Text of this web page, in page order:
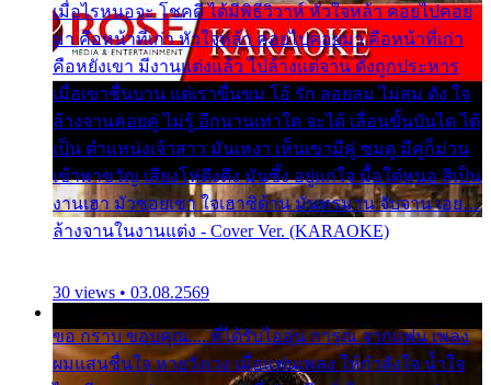
เมื่อไรหนอจะ โชคดี ได้มีพิธีวิวาห์ หัวใจหล้า คอยไปคอย
มา คือหน้าที่เก่า หัวใจหล้า คอยไปคอยมา คือหน้าที่เก่า
คือหยังเขา มีงานแต่งแล้ว ไปล้างแต่จาน ดั่งถูกประหาร
เมื่อเขาชื่นบาน แต่เราขื่นขม โอ้ รัก ลอยลม ไม่สม ดัง ใจ
ล้างจานคอยคู่ ไม่รู้ อีกนานเท่าใด จะได้ เลื่อนขั้นบันได ได้
เป็น ตำแหน่งเจ้าสาว มันเหงา เห็นเขามีคู่ ซมดู มีคู่ก็ม่วน
เข้าพาขวัญ เสียงโห่ตึงตึง มันซึ้ง อยู่แก่ใจ มื้อใด๋หนอ สิเป็น
งานเฮา มัวซอยเขา ใจเฮาซิด้าน มันทรมาน จับจาน เอย…
ล้างจานในงานแต่ง - Cover Ver. (KARAOKE)
30 views • 03.08.2569
ขอ กราบ ขอบคุณ.... ที่ได้รับไออุ่น การุณ จากแฟน เพลง
ผมแสนชื่นใจ หายวังเวง เมื่อแฟนเพลง ให้กำลังใจ น้ำใจ